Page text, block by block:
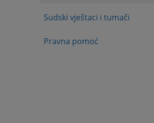
Sudski vještaci i tumači
Pravna pomoć